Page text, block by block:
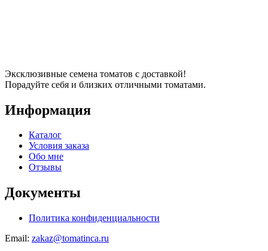
Эксклюзивные семена томатов с доставкой!
Порадуйте себя и близких отличными томатами.
Информация
Каталог
Условия заказа
Обо мне
Отзывы
Документы
Политика конфиденциальности
Email: zakaz@tomatinca.ru